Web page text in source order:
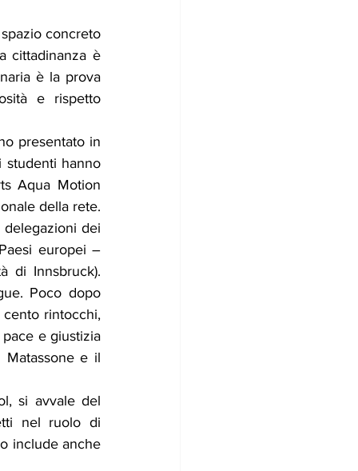
concreto
cittadinanza è
è la prova
e rispetto
presentato in
studenti hanno
Aqua Motion
della rete.
dei
europei –
di Innsbruck).
Poco dopo
rintocchi,
e giustizia
e il
si avvale del
nel ruolo di
include anche